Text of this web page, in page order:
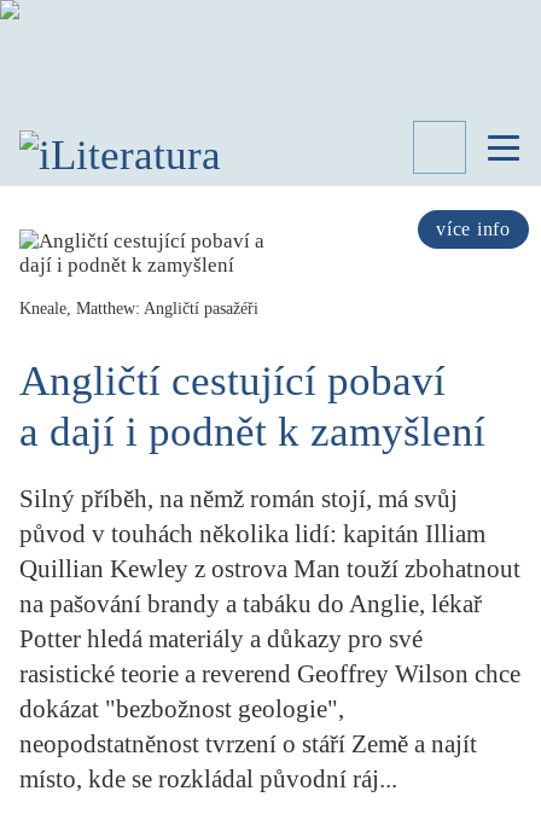
více info
SPISOVATELÉ
LITERATURY
PŘEHLED
STUDIE
PORTRÉT
KRITIKA PŘEKLADU
UKÁZKA
SLOUPEK
ILIGLOSA
Kneale, Matthew: Angličtí pasažéři
Angličtí cestující pobaví
a dají i podnět k zamyšlení
Silný příběh, na němž román stojí, má svůj
původ v touhách několika lidí: kapitán Illiam
Quillian Kewley z ostrova Man touží zbohatnout
na pašování brandy a tabáku do Anglie, lékař
Potter hledá materiály a důkazy pro své
rasistické teorie a reverend Geoffrey Wilson chce
dokázat "bezbožnost geologie",
neopodstatněnost tvrzení o stáří Země a najít
místo, kde se rozkládal původní ráj...